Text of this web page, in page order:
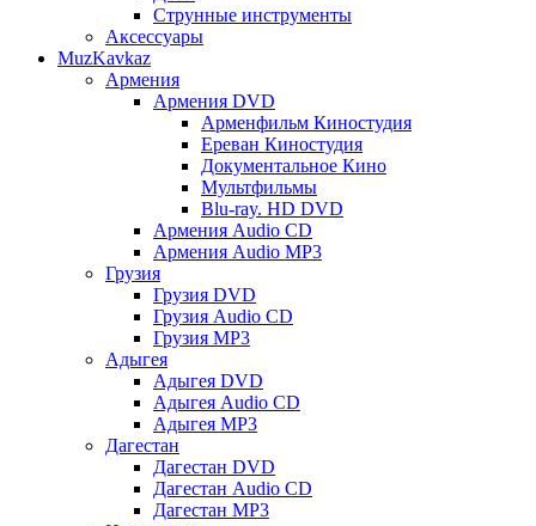
Струнные инструменты
Аксессуары
MuzKavkaz
Армения
Армения DVD
Арменфильм Киностудия
Ереван Киностудия
Документальное Кино
Мультфильмы
Blu-ray. HD DVD
Армения Audio CD
Армения Audio MP3
Грузия
Грузия DVD
Грузия Audio CD
Грузия MP3
Адыгея
Адыгея DVD
Адыгея Audio CD
Адыгея MP3
Дагестан
Дагестан DVD
Дагестан Audio CD
Дагестан MP3